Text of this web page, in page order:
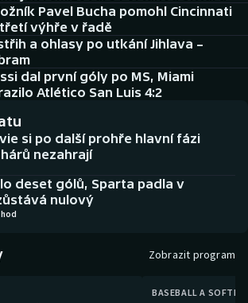
Pavel Bucha pomohl Cincinnati
výhře v řadě
a ohlasy po utkání Jihlava –
dal první góly po MS, Miami
Atlético San Luis 4:2
si po další prohře hlavní fázi
nezahrají
deset gólů, Sparta padla v
nulový
Zobrazit program
BASEBALL A